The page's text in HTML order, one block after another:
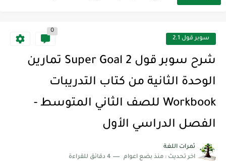
سوبر قول 2.1
0
شرح سوبر قول 2 Super Goal تمارين
الوحدة الثانية من كتاب التدريبات
Workbook للصف الثاني المتوسط -
الفصل الدراسي الأول
ثمرات اللغة
اخر تحديث : منذ بضع اعوام 4 دقائق للقراءة